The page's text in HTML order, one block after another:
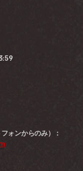
ォンからのみ）：